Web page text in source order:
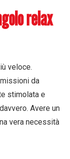
relax
veloce.
da
stimolata e
Avere un
vera necessità